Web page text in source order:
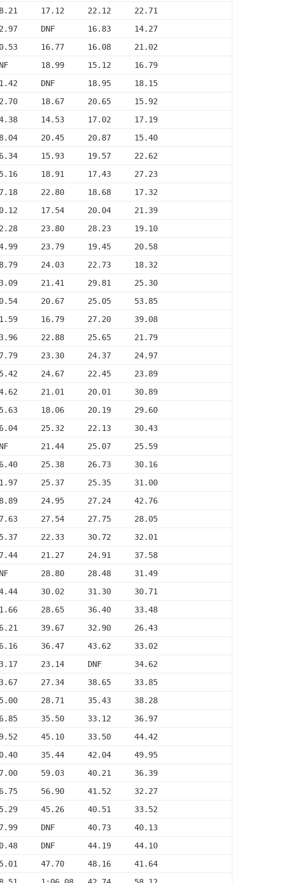
17.12     22.12     22.71
DNF       16.83     14.27
16.77     16.08     21.02
18.99     15.12     16.79
DNF       18.95     18.15
18.67     20.65     15.92
14.53     17.02     17.19
20.45     20.87     15.40
15.93     19.57     22.62
18.91     17.43     27.23
22.80     18.68     17.32
17.54     20.04     21.39
23.80     28.23     19.10
23.79     19.45     20.58
24.03     22.73     18.32
21.41     29.81     25.30
20.67     25.05     53.85
16.79     27.20     39.08
22.88     25.65     21.79
23.30     24.37     24.97
24.67     22.45     23.89
21.01     20.01     30.89
18.06     20.19     29.60
25.32     22.13     30.43
21.44     25.07     25.59
25.38     26.73     30.16
25.37     25.35     31.00
24.95     27.24     42.76
27.54     27.75     28.05
22.33     30.72     32.01
21.27     24.91     37.58
28.80     28.48     31.49
30.02     31.30     30.71
28.65     36.40     33.48
39.67     32.90     26.43
36.47     43.62     33.02
23.14     DNF       34.62
27.34     38.65     33.85
28.71     35.43     38.28
35.50     33.12     36.97
45.10     33.50     44.42
35.44     42.04     49.95
59.03     40.21     36.39
56.90     41.52     32.27
45.26     40.51     33.52
DNF       40.73     40.13
DNF       44.19     44.10
47.70     48.16     41.64